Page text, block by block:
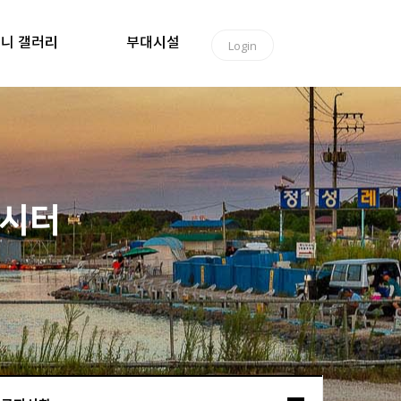
갤러리 부대시설 Login
터